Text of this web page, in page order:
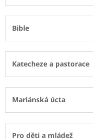
Bible
Katecheze a pastorace
Mariánská úcta
Pro děti a mládež